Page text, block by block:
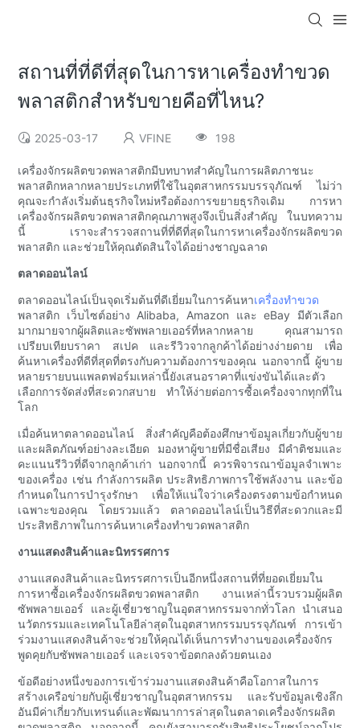
สถานที่ที่ดีที่สุดในการหาเครื่องทำขวด
พลาสติกสำหรับขายคือที่ไหน?
2025-03-17 VFINE 198
เครื่องจักรผลิตขวดพลาสติกมีบทบาทสำคัญในการผลิตภาชนะ
พลาสติกหลากหลายประเภทที่ใช้ในอุตสาหกรรมบรรจุภัณฑ์ ไม่ว่า
คุณจะกำลังเริ่มต้นธุรกิจใหม่หรือต้องการขยายธุรกิจเดิม การหา
เครื่องจักรผลิตขวดพลาสติกคุณภาพสูงจึงเป็นสิ่งสำคัญ ในบทความ
นี้ เราจะสำรวจสถานที่ที่ดีที่สุดในการหาเครื่องจักรผลิตขวด
พลาสติก และช่วยให้คุณตัดสินใจได้อย่างชาญฉลาด
ตลาดออนไลน์
ตลาดออนไลน์เป็นจุดเริ่มต้นที่ดีเยี่ยมในการค้นหาเครื่องทำขวด
พลาสติก เว็บไซต์อย่าง Alibaba, Amazon และ eBay มีตัวเลือก
มากมายจากผู้ผลิตและซัพพลายเออร์ที่หลากหลาย คุณสามารถ
เปรียบเทียบราคา สเปค และรีวิวจากลูกค้าได้อย่างง่ายดาย เพื่อ
ค้นหาเครื่องที่ดีที่สุดที่ตรงกับความต้องการของคุณ นอกจากนี้ ผู้ขาย
หลายรายบนแพลตฟอร์มเหล่านี้ยังเสนอราคาที่แข่งขันได้และตัว
เลือกการจัดส่งที่สะดวกสบาย ทำให้ง่ายต่อการซื้อเครื่องจากทุกที่ใน
โลก
เมื่อค้นหาตลาดออนไลน์ สิ่งสำคัญคือต้องศึกษาข้อมูลเกี่ยวกับผู้ขาย
และผลิตภัณฑ์อย่างละเอียด มองหาผู้ขายที่มีชื่อเสียง มีคำติชมและ
คะแนนรีวิวที่ดีจากลูกค้าเก่า นอกจากนี้ ควรพิจารณาข้อมูลจำเพาะ
ของเครื่อง เช่น กำลังการผลิต ประสิทธิภาพการใช้พลังงาน และข้อ
กำหนดในการบำรุงรักษา เพื่อให้แน่ใจว่าเครื่องตรงตามข้อกำหนด
เฉพาะของคุณ โดยรวมแล้ว ตลาดออนไลน์เป็นวิธีที่สะดวกและมี
ประสิทธิภาพในการค้นหาเครื่องทำขวดพลาสติก
งานแสดงสินค้าและนิทรรศการ
งานแสดงสินค้าและนิทรรศการเป็นอีกหนึ่งสถานที่ที่ยอดเยี่ยมใน
การหาซื้อเครื่องจักรผลิตขวดพลาสติก งานเหล่านี้รวบรวมผู้ผลิต
ซัพพลายเออร์ และผู้เชี่ยวชาญในอุตสาหกรรมจากทั่วโลก นำเสนอ
นวัตกรรมและเทคโนโลยีล่าสุดในอุตสาหกรรมบรรจุภัณฑ์ การเข้า
ร่วมงานแสดงสินค้าจะช่วยให้คุณได้เห็นการทำงานของเครื่องจักร
พูดคุยกับซัพพลายเออร์ และเจรจาข้อตกลงด้วยตนเอง
ข้อดีอย่างหนึ่งของการเข้าร่วมงานแสดงสินค้าคือโอกาสในการ
สร้างเครือข่ายกับผู้เชี่ยวชาญในอุตสาหกรรม และรับข้อมูลเชิงลึก
อันมีค่าเกี่ยวกับเทรนด์และพัฒนาการล่าสุดในตลาดเครื่องจักรผลิต